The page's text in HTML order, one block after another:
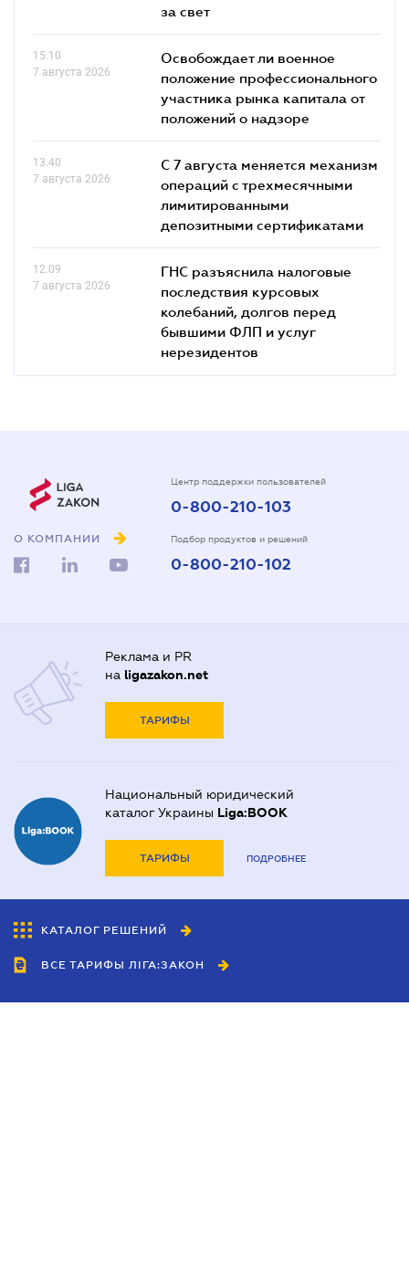
за свет
15.10
7 августа 2026
Освобождает ли военное
положение профессионального
участника рынка капитала от
положений о надзоре
13.40
7 августа 2026
С 7 августа меняется механизм
операций с трехмесячными
лимитированными
депозитными сертификатами
12.09
7 августа 2026
ГНС разъяснила налоговые
последствия курсовых
колебаний, долгов перед
бывшими ФЛП и услуг
нерезидентов
О КОМПАНИИ
Центр поддержки пользователей
0-800-210-103
Подбор продуктов и решений
0-800-210-102
Реклама и PR
на ligazakon.net
ТАРИФЫ
Национальный юридический
каталог Украины Liga:BOOK
ТАРИФЫ ПОДРОБНЕЕ
КАТАЛОГ РЕШЕНИЙ
ВСЕ ТАРИФЫ ЛІГА:ЗАКОН